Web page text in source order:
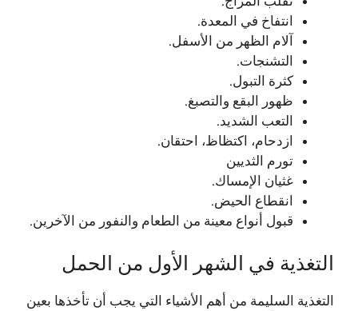
انتفاخ في المعدة.
آلام الظهر من الأسفل.
التشنجات.
كثرة التبول.
ظهور البقع والتصبغ.
التعب الشديد.
ازدحام، اكتظاظ، احتقان.
تورم الثديين
غثيان الإمساك.
انقطاع الحيض.
قبول أنواع معينة من الطعام والنفور من الآخرين.
التغذية في الشهر الأول من الحمل
التغذية السليمة من أهم الأشياء التي يجب أن تأخذها بعين